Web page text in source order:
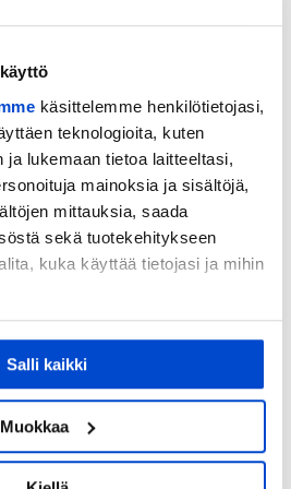
käsittelemme henkilötietojasi,
teknologioita, kuten
ja lukemaan tietoa laitteeltasi,
mainoksia ja sisältöjä,
mittauksia, saada
sekä tuotekehitykseen
kuka käyttää tietojasi ja mihin
tehdä seuraavia:
sijainnistasi,
metrin tarkkuudella
skannaamalla sen
(sormenjäljen
Salli kaikki
Muokkaa
on meille tärkeä arvo. Nyt
asialla”, Eerikkilän
Sissalailoitsee.
toimivat
Mira Potkonen
ja maailmanmestari
vetää leirillä
Myös
on Suomen huipputason
lajit julkaistaan